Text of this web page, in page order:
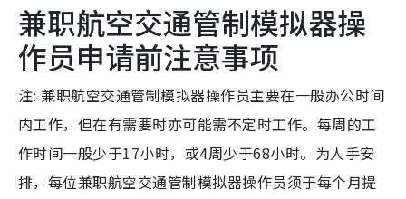
兼职航空交通管制模拟器操
作员申请前注意事项
注: 兼职航空交通管制模拟器操作员主要在一般办公时间
内工作，但在有需要时亦可能需不定时工作。每周的工
作时间一般少于17小时，或4周少于68小时。为人手安
排，每位兼职航空交通管制模拟器操作员须于每个月提